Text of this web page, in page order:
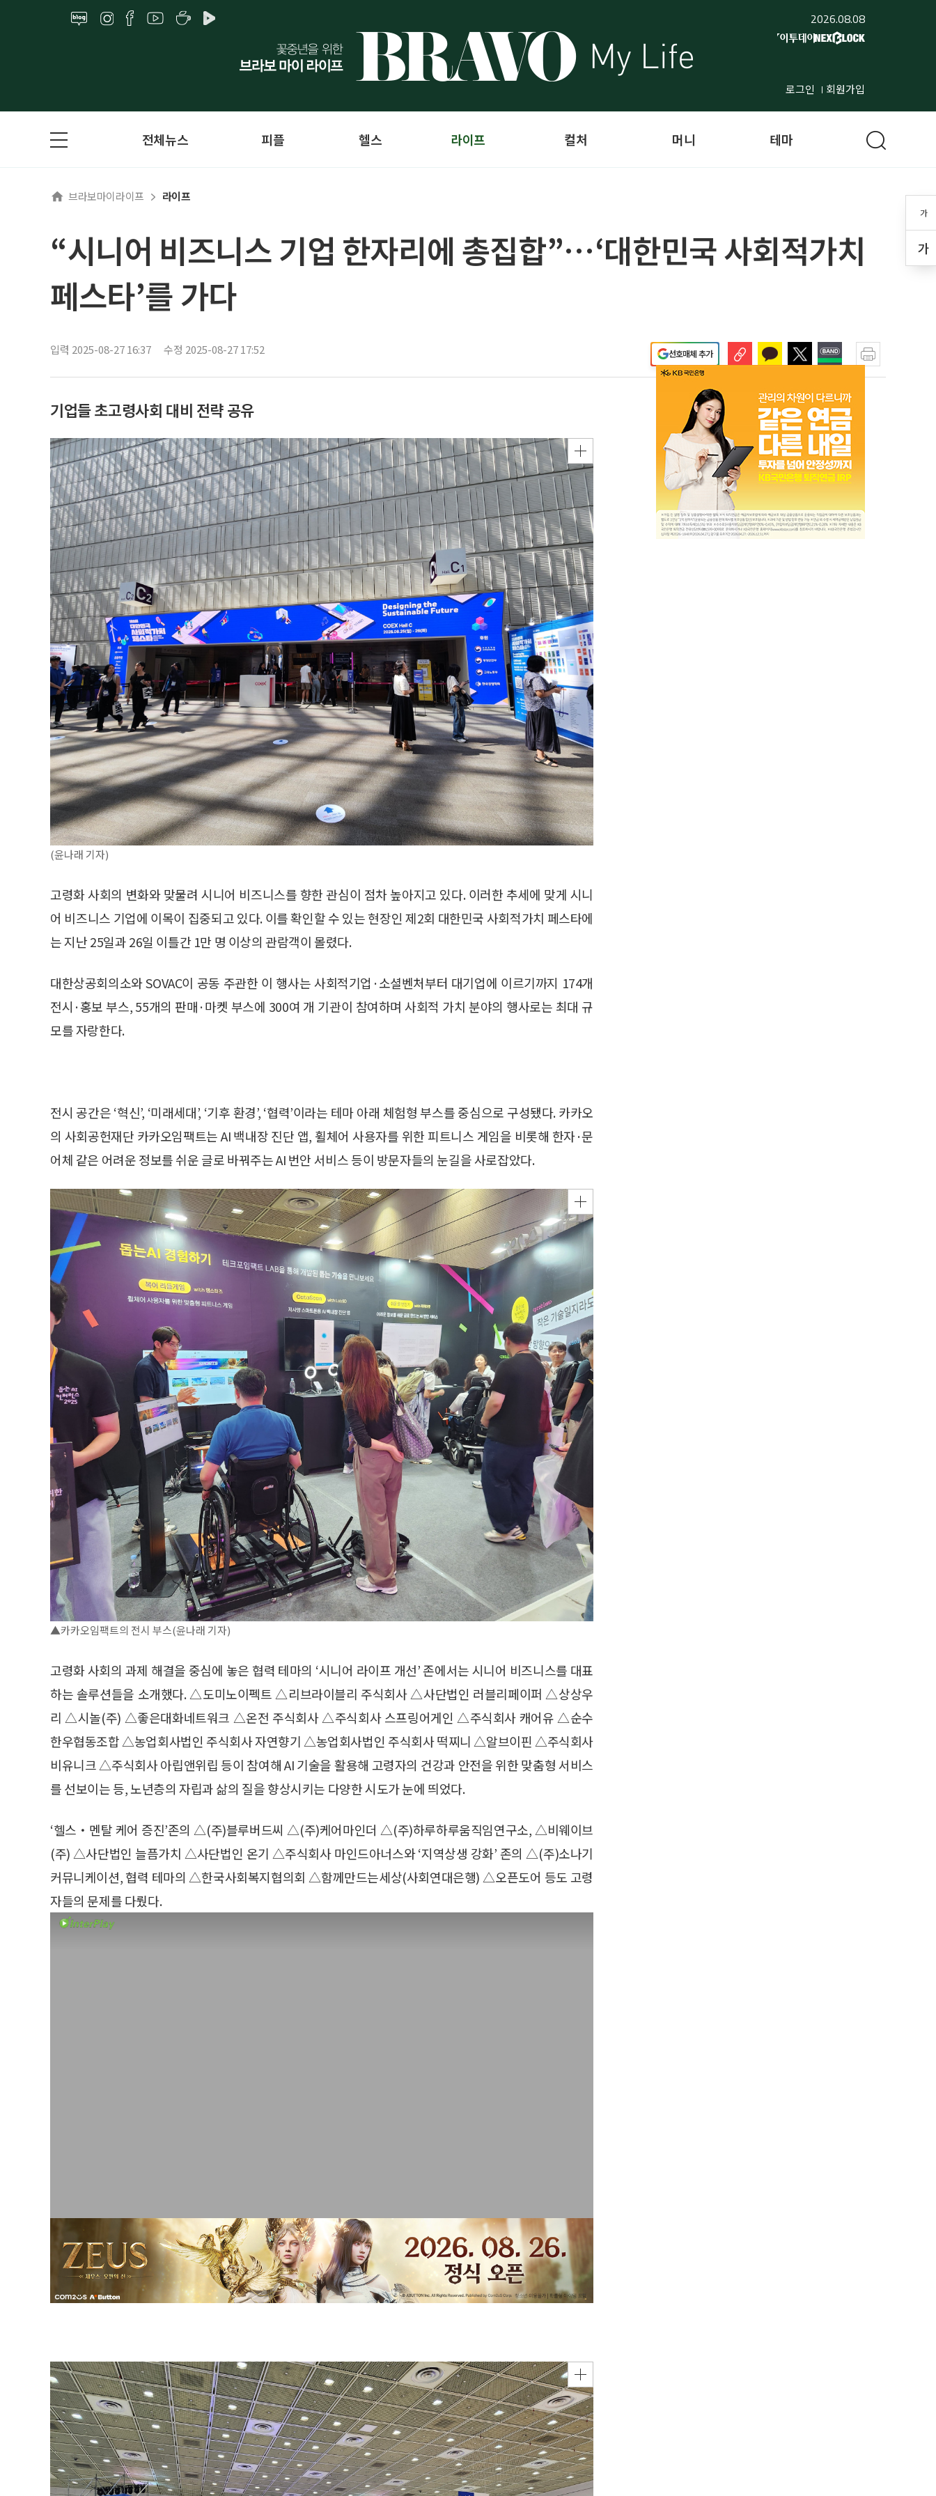
2026.08.08
로그인 회원가입
가
가
전체뉴스 피플 헬스 라이프 컬처 머니 테마
브라보마이라이프 라이프
“시니어 비즈니스 기업 한자리에 총집합”…‘대한민국 사회적가치
페스타’를 가다
입력 2025-08-27 16:37 수정 2025-08-27 17:52 선호매체 추가
기업들 초고령사회 대비 전략 공유
(윤나래 기자)
고령화 사회의 변화와 맞물려 시니어 비즈니스를 향한 관심이 점차 높아지고 있다. 이러한 추세에 맞게 시니
어 비즈니스 기업에 이목이 집중되고 있다. 이를 확인할 수 있는 현장인 제2회 대한민국 사회적가치 페스타에
는 지난 25일과 26일 이틀간 1만 명 이상의 관람객이 몰렸다.
대한상공회의소와 SOVAC이 공동 주관한 이 행사는 사회적기업·소셜벤처부터 대기업에 이르기까지 174개
전시·홍보 부스, 55개의 판매·마켓 부스에 300여 개 기관이 참여하며 사회적 가치 분야의 행사로는 최대 규
모를 자랑한다.
전시 공간은 ‘혁신’, ‘미래세대’, ‘기후 환경’, ‘협력’이라는 테마 아래 체험형 부스를 중심으로 구성됐다. 카카오
의 사회공헌재단 카카오임팩트는 AI 백내장 진단 앱, 휠체어 사용자를 위한 피트니스 게임을 비롯해 한자·문
어체 같은 어려운 정보를 쉬운 글로 바꿔주는 AI 번안 서비스 등이 방문자들의 눈길을 사로잡았다.
▲카카오임팩트의 전시 부스(윤나래 기자)
고령화 사회의 과제 해결을 중심에 놓은 협력 테마의 ‘시니어 라이프 개선’ 존에서는 시니어 비즈니스를 대표
하는 솔루션들을 소개했다. △도미노이펙트 △리브라이블리 주식회사 △사단법인 러블리페이퍼 △상상우
리 △시놀(주) △좋은대화네트워크 △온전 주식회사 △주식회사 스프링어게인 △주식회사 캐어유 △순수
한우협동조합 △농업회사법인 주식회사 자연향기 △농업회사법인 주식회사 떡찌니 △알브이핀 △주식회사
비유니크 △주식회사 아립앤위립 등이 참여해 AI 기술을 활용해 고령자의 건강과 안전을 위한 맞춤형 서비스
를 선보이는 등, 노년층의 자립과 삶의 질을 향상시키는 다양한 시도가 눈에 띄었다.
‘헬스・멘탈 케어 증진’존의 △(주)블루버드씨 △(주)케어마인더 △(주)하루하루움직임연구소, △비웨이브
(주) △사단법인 늘픔가치 △사단법인 온기 △주식회사 마인드아너스와 ‘지역상생 강화’ 존의 △(주)소나기
커뮤니케이션, 협력 테마의 △한국사회복지협의회 △함께만드는세상(사회연대은행) △오픈도어 등도 고령
자들의 문제를 다뤘다.